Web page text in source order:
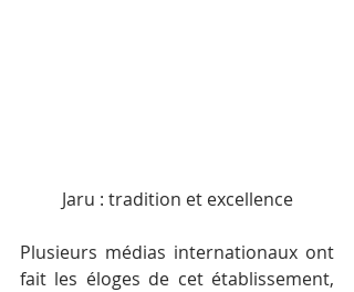
Jaru : tradition et excellence
Plusieurs médias internationaux ont
fait les éloges de cet établissement,